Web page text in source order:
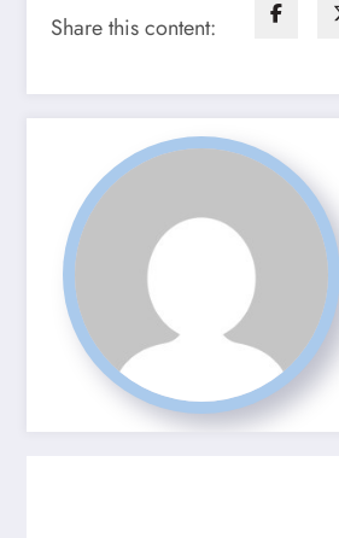
Share this content: